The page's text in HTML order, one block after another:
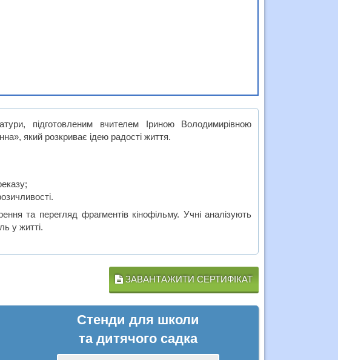
підготовленим вчителем Іриною Володимирівною
який розкриває ідею радості життя.
та перегляд фрагментів кінофільму. Учні аналізують
у житті.
ЗАВАНТАЖИТИ СЕРТИФІКАТ
Стенди для школи
та дитячого садка